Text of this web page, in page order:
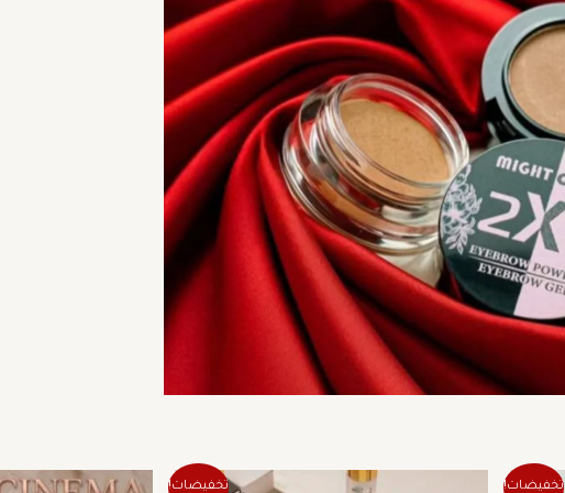
تخفيضات! تخفيضات!
السعر